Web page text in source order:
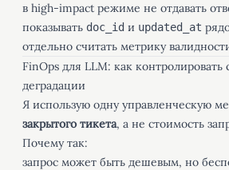
в high-impact режиме не отдавать
показывать doc_id и updated_at
отдельно считать метрику
FinOps для LLM: как контролировать
деградации
Я использую одну управленческую
закрытого тикета, а не стоимость
Почему так:
запрос может быть дешевым, но